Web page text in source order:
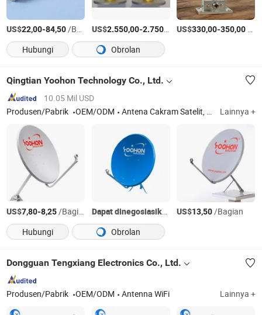
US$22,00-84,50/Bagian US$2.550,00-2.750,00 /Bagian
US$330,00-350,00
Hubungi
Obrolan
Qingtian Yoohon Technology Co., Ltd.
10.05 Mil USD
Produsen/Pabrik
OEM/ODM Antena Cakram Satelit, Lemari Jaringan, Kerangka Manajemen Kabel, Panel Patch, Kerangka Distribusi Optik, Kotak Distribusi, Pembakar Perapian Luar Ruangan, Pemanas Propana Luar Ruangan Lainnya +
US$7,80-8,25/Bagian Dapat dinegosiasikan US$13,50/Bagian
Hubungi
Obrolan
Dongguan Tengxiang Electronics Co., Ltd.
Produsen/Pabrik OEM/ODM Antenna WiFi Lainnya +